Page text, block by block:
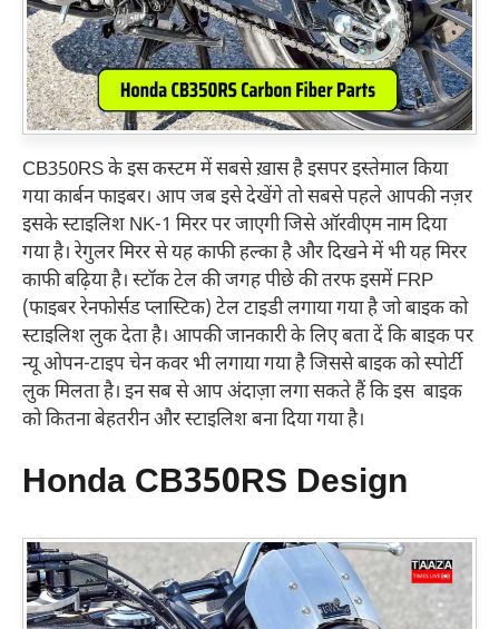
CB350RS के इस कस्टम में सबसे ख़ास है इसपर इस्तेमाल किया
गया कार्बन फाइबर। आप जब इसे देखेंगे तो सबसे पहले आपकी नज़र
इसके स्टाइलिश NK-1 मिरर पर जाएगी जिसे ऑरवीएम नाम दिया
गया है। रेगुलर मिरर से यह काफी हल्का है और दिखने में भी यह मिरर
काफी बढ़िया है। स्टॉक टेल की जगह पीछे की तरफ इसमें FRP
(फाइबर रेनफोर्सड प्लास्टिक) टेल टाइडी लगाया गया है जो बाइक को
स्टाइलिश लुक देता है। आपकी जानकारी के लिए बता दें कि बाइक पर
न्यू ओपन-टाइप चेन कवर भी लगाया गया है जिससे बाइक को स्पोर्टी
लुक मिलता है। इन सब से आप अंदाज़ा लगा सकते हैं कि इस बाइक
को कितना बेहतरीन और स्टाइलिश बना दिया गया है।
Honda CB350RS Design